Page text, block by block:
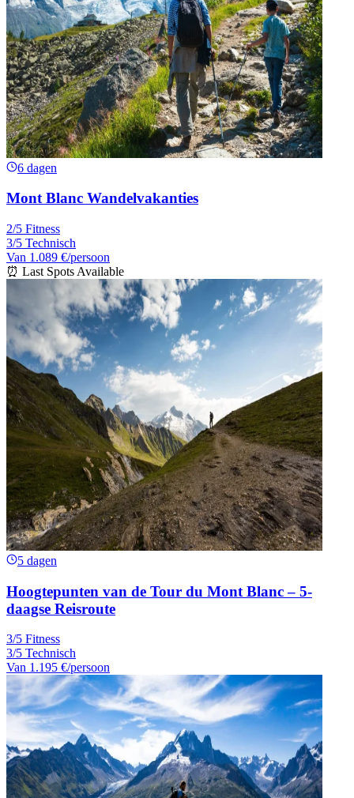
6 dagen
Mont Blanc Wandelvakanties
2/5 Fitness
3/5 Technisch
Van 1.089 €/persoon
⏰ Last Spots Available
5 dagen
Hoogtepunten van de Tour du Mont Blanc – 5-
daagse Reisroute
3/5 Fitness
3/5 Technisch
Van 1.195 €/persoon